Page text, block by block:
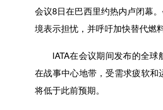
会议8日在巴西里约热内卢闭幕
境表示担忧，并呼吁加快替代燃
IATA在会议期间发布的全球
在战事中心地带，受需求疲软
将低于此前预期。